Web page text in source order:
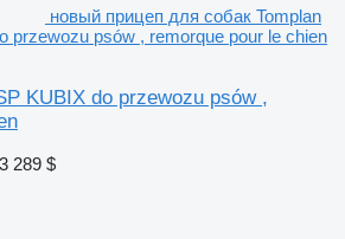
новый прицеп для собак Tomplan
przewozu psów , remorque pour le chien
KUBIX do przewozu psów ,
289 $